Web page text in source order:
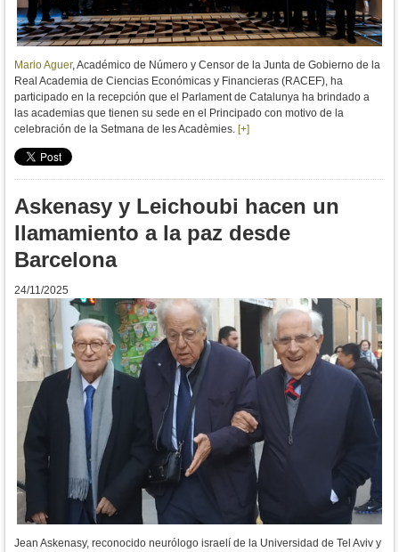
Mario Aguer, Académico de Número y Censor de la Junta de Gobierno de la
Real Academia de Ciencias Económicas y Financieras (RACEF), ha
participado en la recepción que el Parlament de Catalunya ha brindado a
las academias que tienen su sede en el Principado con motivo de la
celebración de la Setmana de les Acadèmies. [+]
Askenasy y Leichoubi hacen un
llamamiento a la paz desde
Barcelona
24/11/2025
Jean Askenasy, reconocido neurólogo israelí de la Universidad de Tel Aviv y